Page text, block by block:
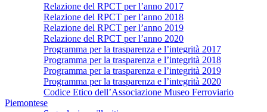
Relazione del RPCT per l’anno 2017
Relazione del RPCT per l’anno 2018
Relazione del RPCT per l’anno 2019
Relazione del RPCT per l’anno 2020
Programma per la trasparenza e l’integrità 2017
Programma per la trasparenza e l’integrità 2018
Programma per la trasparenza e l’integrità 2019
Programma per la trasparenza e l’integrità 2020
Codice Etico dell’Associazione Museo Ferroviario
Piemontese